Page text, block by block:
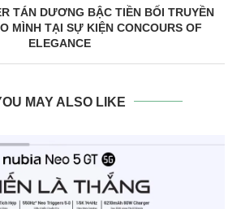
TÁN DƯƠNG BẬC TIỀN BỐI TRUYỀN
MÌNH TẠI SỰ KIỆN CONCOURS OF
ELEGANCE
MAY ALSO LIKE